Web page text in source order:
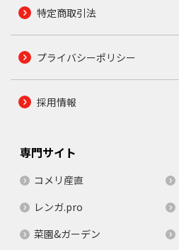
特定商取引法
プライバシーポリシー
採用情報
専門サイト
コメリ産直
レンガ.pro
菜園&ガーデン